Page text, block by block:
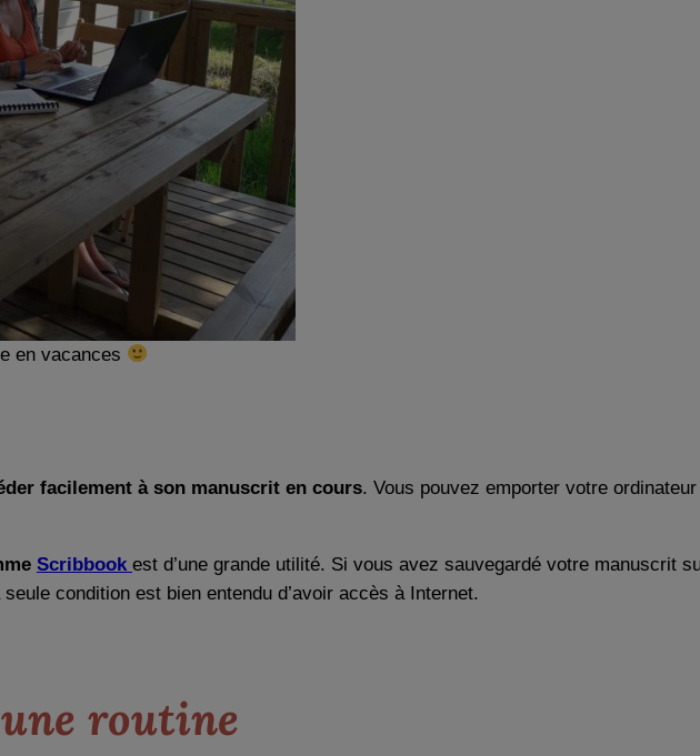
en vacances
facilement à son manuscrit en cours. Vous pouvez emporter votre ordinateur
Scribbook est d’une grande utilité. Si vous avez sauvegardé votre manuscrit
condition est bien entendu d’avoir accès à Internet.
routine